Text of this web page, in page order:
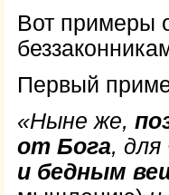
Вот примеры
Первый
«Ныне же,
от Бога, для
и бедным